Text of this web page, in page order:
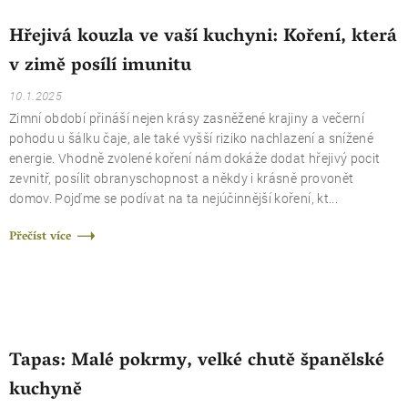
Hřejivá kouzla ve vaší kuchyni: Koření, která
v zimě posílí imunitu
10.1.2025
Zimní období přináší nejen krásy zasněžené krajiny a večerní
pohodu u šálku čaje, ale také vyšší riziko nachlazení a snížené
energie. Vhodně zvolené koření nám dokáže dodat hřejivý pocit
zevnitř, posílit obranyschopnost a někdy i krásně provonět
domov. Pojďme se podívat na ta nejúčinnější koření, kt...
Přečíst více
Tapas: Malé pokrmy, velké chutě španělské
kuchyně